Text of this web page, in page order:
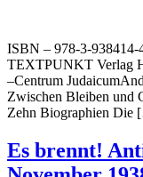
ISBN – 978-3-938414-
TEXTPUNKT Verlag
–Centrum
Zwischen Bleiben und
Zehn Biographien
Es brennt!